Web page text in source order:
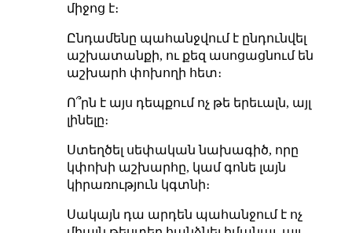
միջոց է։
Ընդամենը պահանջվում է ընդունվել
աշխատանքի, ու քեզ ասոցացնում են
աշխարհ փոխողի հետ։
Ո՞րն է այս դեպքում ոչ թե երեւալն, այլ
լինելը։
Ստեղծել սեփական նախագիծ, որը
կփոխի աշխարհը, կամ գոնե լայն
կիրառություն կգտնի։
Սակայն դա արդեն պահանջում է ոչ